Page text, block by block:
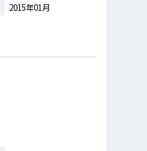
2015年01月